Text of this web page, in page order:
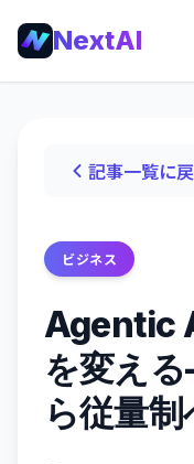
NextAI
記事一覧に
ビジネス
Agentic
を変え
ら従量制